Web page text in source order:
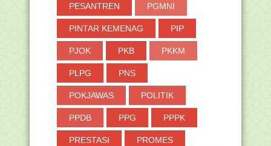
PESANTREN PGMNI
PINTAR KEMENAG PIP
PJOK PKB PKKM
PLPG PNS
POKJAWAS POLITIK
PPDB PPG PPPK
PRESTASI PROMES